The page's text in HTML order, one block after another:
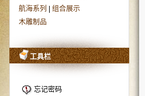
航海系列
组合展示
木雕制品
工具栏
忘记密码